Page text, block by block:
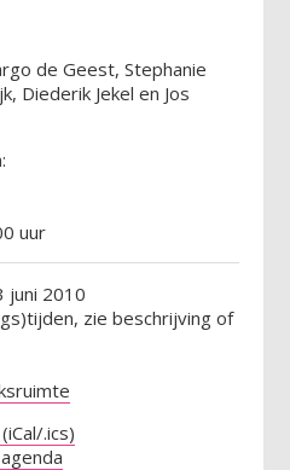
de Geest, Stephanie
Diederik Jekel en Jos
uur
juni 2010
zie beschrijving of
.ics)